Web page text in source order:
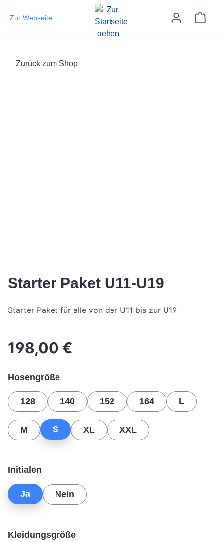
Zum Hauptinhalt springen
Zur Webseite
Zurück zum Shop
Starter Paket U11-U19
Starter Paket für alle von der U11 bis zur U19
Regulärer Preis:
198,00 €
Hosengrößeauswählen
128 140 152 164 L
M S XL XXL
Initialen
Ja Nein
Kleidungsgrößeauswählen